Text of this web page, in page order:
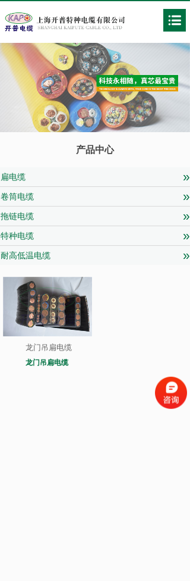
产品中心
扁电缆 »
卷筒电缆 »
拖链电缆 »
特种电缆 »
耐高低温电缆 »
龙门吊扁电缆
龙门吊扁电缆